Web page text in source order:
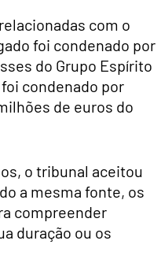
com o
foi condenado por
do Grupo Espírito
condenado por
de euros do
o tribunal aceitou
a mesma fonte, os
compreender
duração ou os